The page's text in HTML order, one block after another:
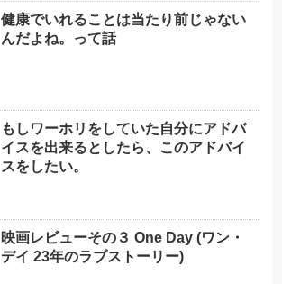
健康でいれることは当たり前じゃない
んだよね。って話
もしワーホリをしていた自分にアドバ
イスを出来るとしたら、このアドバイ
スをしたい。
映画レビューその３ One Day (ワン・
デイ 23年のラブストーリー)